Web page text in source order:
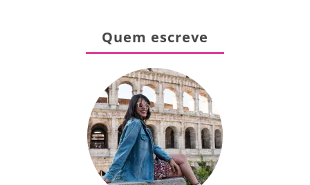
Quem escreve